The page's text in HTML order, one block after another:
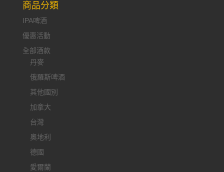
商品分類
IPA啤酒
優惠活動
全部酒款
丹麥
俄羅斯啤酒
其他國別
加拿大
台灣
奧地利
德國
愛爾蘭